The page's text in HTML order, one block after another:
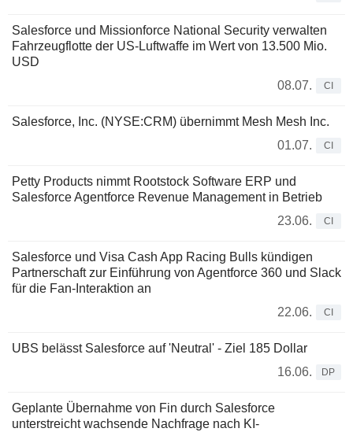
Salesforce und Missionforce National Security verwalten
Fahrzeugflotte der US-Luftwaffe im Wert von 13.500 Mio.
USD
08.07.
CI
Salesforce, Inc. (NYSE:CRM) übernimmt Mesh Mesh Inc.
01.07.
CI
Petty Products nimmt Rootstock Software ERP und
Salesforce Agentforce Revenue Management in Betrieb
23.06.
CI
Salesforce und Visa Cash App Racing Bulls kündigen
Partnerschaft zur Einführung von Agentforce 360 und Slack
für die Fan-Interaktion an
22.06.
CI
UBS belässt Salesforce auf 'Neutral' - Ziel 185 Dollar
16.06.
DP
Geplante Übernahme von Fin durch Salesforce
unterstreicht wachsende Nachfrage nach KI-